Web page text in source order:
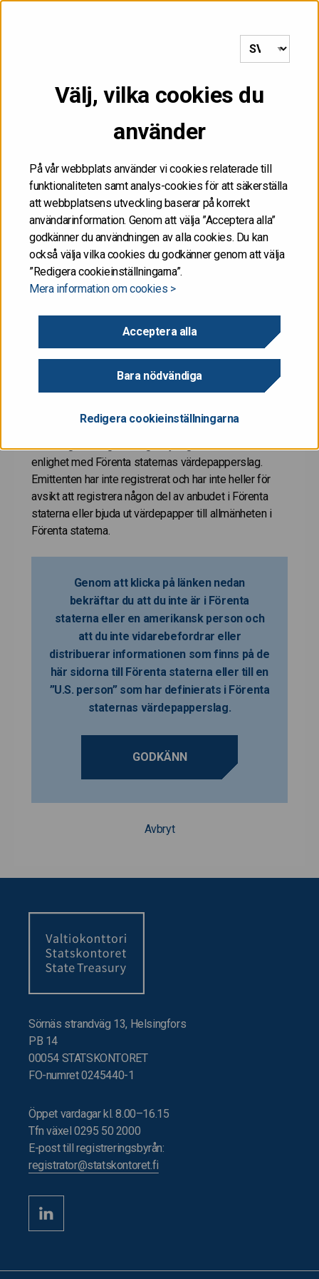
Välj, vilka cookies du
använder
På vår webbplats använder vi cookies relaterade till
funktionaliteten samt analys-cookies för att säkerställa
att webbplatsens utveckling baserar på korrekt
användarinformation. Genom att välja ”Acceptera alla”
godkänner du användningen av alla cookies. Du kan
också välja vilka cookies du godkänner genom att välja
”Redigera cookieinställningarna”.
Mera information om cookies >
Acceptera alla
Bara nödvändiga
Redigera cookieinställningarna
MENY
FÅR INTE
DISTRIBUERAS, VARE
SIG DIREKT ELLER
INDIREKT, I ELLER TILL
FÖRENTA STATERNA
Informationen på de här Internetsidorna får inte
publiceras eller annars spridas i eller till Förenta
eller uppmaning att göra köpeanbud av värdepapper i
Förenta staterna. Dessa värdepapper är inte
registrerade och kommer inte att registreras enligt
Förenta staternas värdepapperslag av år 1933
(inklusive ändringar) (”Förenta staternas
värdepapperslag”) och de får inte bjudas ut eller säljas
i Förenta staterna om de inte har registrerats eller
undantag från registreringsskyldigheten har erhållits i
enlighet med Förenta staternas värdepapperslag.
Emittenten har inte registrerat och har inte heller för
avsikt att registrera någon del av anbudet i Förenta
staterna eller bjuda ut värdepapper till allmänheten i
Förenta staterna.
Genom att klicka på länken nedan
bekräftar du att du inte är i Förenta
staterna eller en amerikansk person och
att du inte vidarebefordrar eller
distribuerar informationen som finns på de
här sidorna till Förenta staterna eller till en
”U.S. person” som har definierats i Förenta
staternas värdepapperslag.
GODKÄNN
Avbryt
Sörnäs strandväg 13, Helsingfors
PB 14
00054 STATSKONTORET
FO-numret 0245440-1
Öppet vardagar kl. 8.00–16.15
Tfn växel 0295 50 2000
E-post till registreringsbyrån:
registrator@statskontoret.fi